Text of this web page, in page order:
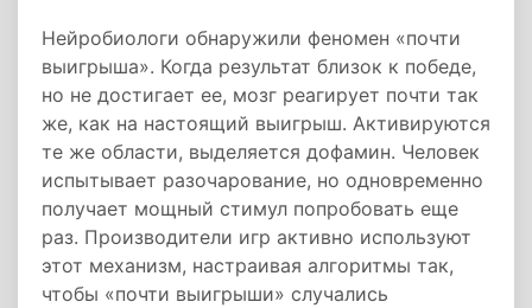
Нейробиологи обнаружили феномен «почти
выигрыша». Когда результат близок к победе,
но не достигает ее, мозг реагирует почти так
же, как на настоящий выигрыш. Активируются
те же области, выделяется дофамин. Человек
испытывает разочарование, но одновременно
получает мощный стимул попробовать еще
раз. Производители игр активно используют
этот механизм, настраивая алгоритмы так,
чтобы «почти выигрыши» случались